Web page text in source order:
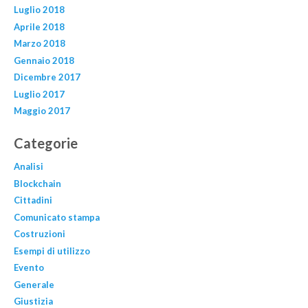
Luglio 2018
Aprile 2018
Marzo 2018
Gennaio 2018
Dicembre 2017
Luglio 2017
Maggio 2017
Categorie
Analisi
Blockchain
Cittadini
Comunicato stampa
Costruzioni
Esempi di utilizzo
Evento
Generale
Giustizia